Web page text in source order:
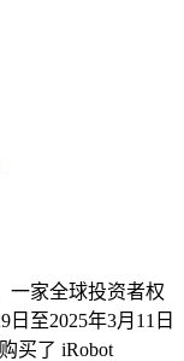
一家全球投资者权
至2025年3月11日
买了 iRobot